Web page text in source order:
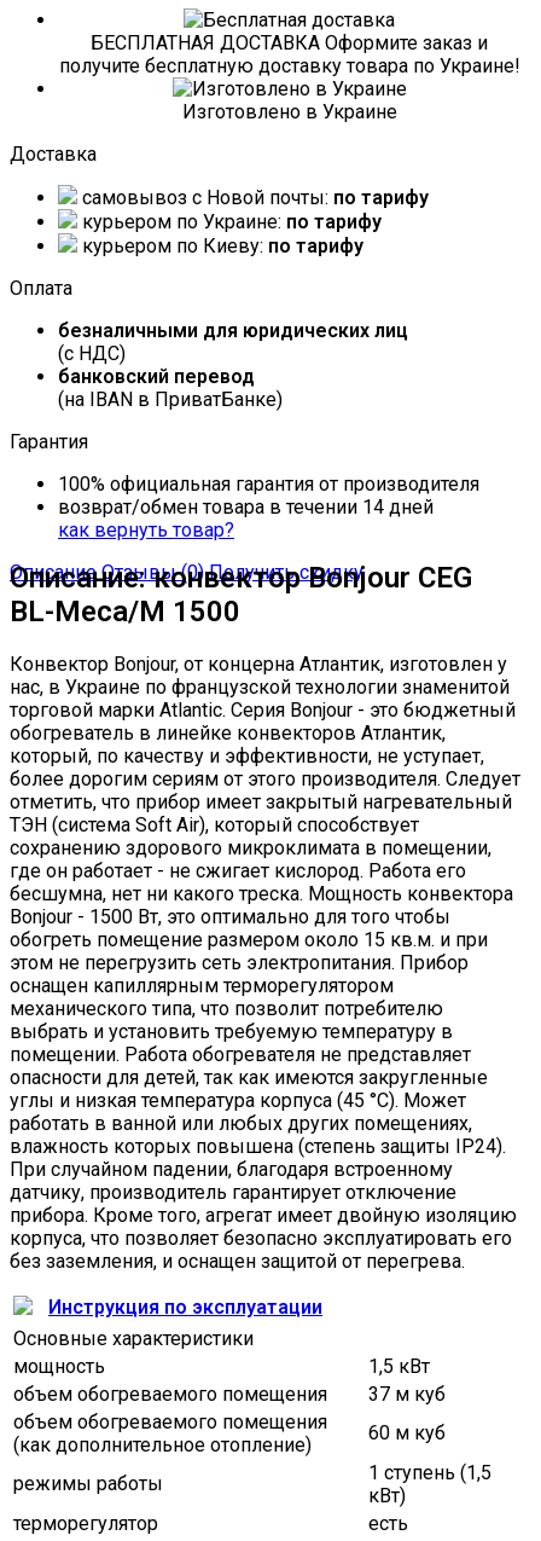
БЕСПЛАТНАЯ ДОСТАВКА Оформите заказ и
получите бесплатную доставку товара по Украине!
Изготовлено в Украине
Доставка
самовывоз c Новой почты: по тарифу
курьером по Украине: по тарифу
курьером по Киеву: по тарифу
Оплата
безналичными для юридических лиц
(с НДС)
банковский перевод
(на IBAN в ПриватБанке)
Гарантия
100% официальная гарантия от производителя
возврат/обмен товара в течении 14 дней
как вернуть товар?
Описание Отзывы (0) Получить скидку
Описание: конвектор Bonjour CEG
BL-Meca/M 1500
Конвектор Bonjour, от концерна Атлантик, изготовлен у
нас, в Украине по французской технологии знаменитой
торговой марки Atlantic. Серия Bonjour - это бюджетный
обогреватель в линейке конвекторов Атлантик,
который, по качеству и эффективности, не уступает,
более дорогим сериям от этого производителя. Следует
отметить, что прибор имеет закрытый нагревательный
ТЭН (система Soft Air), который способствует
сохранению здорового микроклимата в помещении,
где он работает - не сжигает кислород. Работа его
бесшумна, нет ни какого треска. Мощность конвектора
Bonjour - 1500 Вт, это оптимально для того чтобы
обогреть помещение размером около 15 кв.м. и при
этом не перегрузить сеть электропитания. Прибор
оснащен капиллярным терморегулятором
механического типа, что позволит потребителю
выбрать и установить требуемую температуру в
помещении. Работа обогревателя не представляет
опасности для детей, так как имеются закругленные
углы и низкая температура корпуса (45 °С). Может
работать в ванной или любых других помещениях,
влажность которых повышена (степень защиты IP24).
При случайном падении, благодаря встроенному
датчику, производитель гарантирует отключение
прибора. Кроме того, агрегат имеет двойную изоляцию
корпуса, что позволяет безопасно эксплуатировать его
без заземления, и оснащен защитой от перегрева.
Инструкция по эксплуатации
Основные характеристики
мощность
1,5 кВт
объем обогреваемого помещения
37 м куб
объем обогреваемого помещения
(как дополнительное отопление)
60 м куб
режимы работы
1 ступень (1,5
кВт)
терморегулятор
есть